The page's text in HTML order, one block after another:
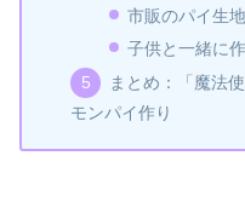
市販のパイ生
子供と一緒に
まとめ：「魔法
モンパイ作り